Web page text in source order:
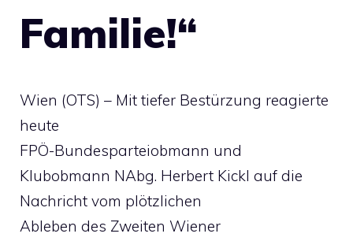
Familie!“
Wien (OTS) – Mit tiefer Bestürzung reagierte
heute
FPÖ-Bundesparteiobmann und
Klubobmann NAbg. Herbert Kickl auf die
Nachricht vom plötzlichen
Ableben des Zweiten Wiener